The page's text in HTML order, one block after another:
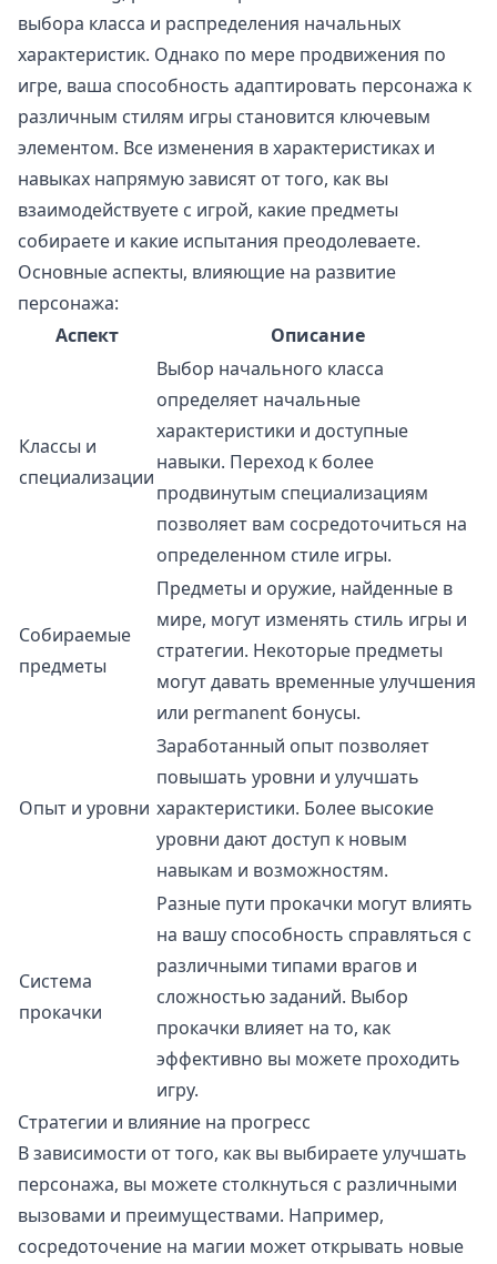
выбора класса и распределения начальных
характеристик. Однако по мере продвижения по
игре, ваша способность адаптировать персонажа к
различным стилям игры становится ключевым
элементом. Все изменения в характеристиках и
навыках напрямую зависят от того, как вы
взаимодействуете с игрой, какие предметы
собираете и какие испытания преодолеваете.
Основные аспекты, влияющие на развитие
персонажа:
Аспект
Описание
Классы и
специализации
Выбор начального класса
определяет начальные
характеристики и доступные
навыки. Переход к более
продвинутым специализациям
позволяет вам сосредоточиться на
определенном стиле игры.
Собираемые
предметы
Предметы и оружие, найденные в
мире, могут изменять стиль игры и
стратегии. Некоторые предметы
могут давать временные улучшения
или permanent бонусы.
Опыт и уровни
Заработанный опыт позволяет
повышать уровни и улучшать
характеристики. Более высокие
уровни дают доступ к новым
навыкам и возможностям.
Система
прокачки
Разные пути прокачки могут влиять
на вашу способность справляться с
различными типами врагов и
сложностью заданий. Выбор
прокачки влияет на то, как
эффективно вы можете проходить
игру.
Стратегии и влияние на прогресс
В зависимости от того, как вы выбираете улучшать
персонажа, вы можете столкнуться с различными
вызовами и преимуществами. Например,
сосредоточение на магии может открывать новые